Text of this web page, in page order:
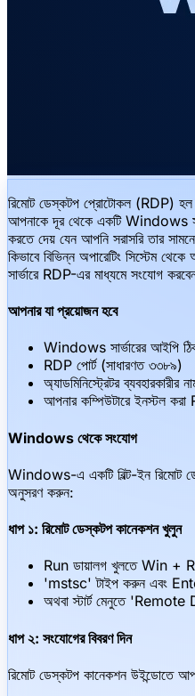
রিমোট ডেস্কটপ প্রোটোকল (RDP) হল
আপনাকে দূর থেকে একটি Windows
করতে দেয় যেন আপনি সরাসরি তার
কিভাবে বিভিন্ন অপারেটিং
সার্ভারে RDP-এর মাধ্যমে সংযোগ
আপনার যা প্রয়োজন হবে
Windows সার্ভারের আইপি
RDP পোর্ট (সাধারণত ৩৩৮৯)
অ্যাডমিনিস্ট্রেটর ব্যবহারকারীর
আপনার কম্পিউটারে ইনস্টল করা
Windows থেকে সংযোগ
Windows-এ একটি বিল্ট-ইন রিমোট
অনুসরণ করুন:
ধাপ ১: রিমোট ডেস্কটপ কানেকশন খুলুন
Run ডায়ালগ খুলতে Win + R
'mstsc' টাইপ করুন এবং
অথবা স্টার্ট মেনুতে
ধাপ ২: সংযোগের বিবরণ দিন
রিমোট ডেস্কটপ কানেকশন উইন্ডোতে